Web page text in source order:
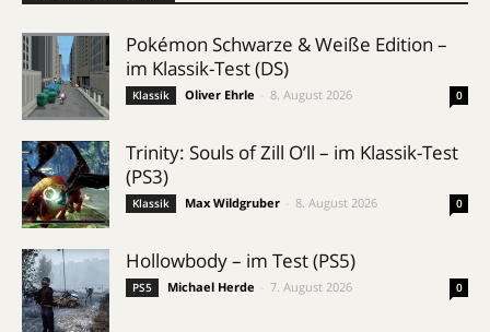
Pokémon Schwarze & Weiße Edition –
im Klassik-Test (DS)
Klassik Oliver Ehrle 8. August 2026 0
Trinity: Souls of Zill O’ll – im Klassik-Test
(PS3)
Klassik Max Wildgruber 8. August 2026 0
Hollowbody – im Test (PS5)
PS5 Michael Herde 7. August 2026 0